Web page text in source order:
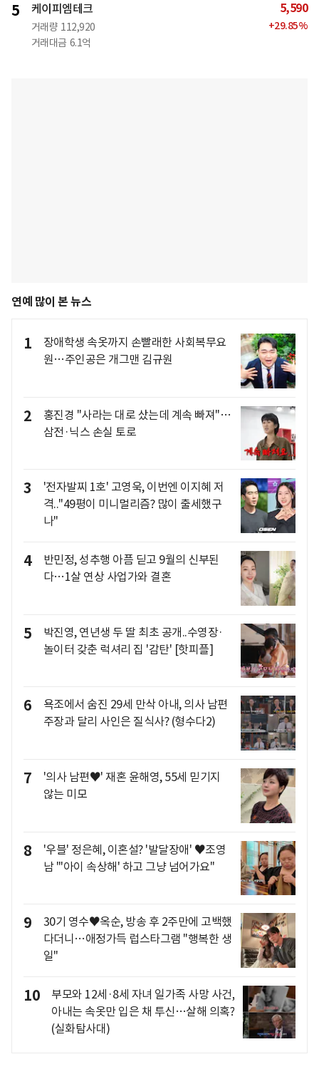
5 케이피엠테크
거래량 112,920
거래대금 6.1억
5,590
+29.85%
연예 많이 본 뉴스
1
장애학생 속옷까지 손빨래한 사회복무요
원…주인공은 개그맨 김규원
2
홍진경 "사라는 대로 샀는데 계속 빠져"…
삼전·닉스 손실 토로
3
'전자발찌 1호' 고영욱, 이번엔 이지혜 저
격.."49평이 미니멀리즘? 많이 출세했구
나"
4
반민정, 성추행 아픔 딛고 9월의 신부된
다…1살 연상 사업가와 결혼
5
박진영, 연년생 두 딸 최초 공개..수영장·
놀이터 갖춘 럭셔리 집 '감탄' [핫피플]
6
욕조에서 숨진 29세 만삭 아내, 의사 남편
주장과 달리 사인은 질식사? (형수다2)
7
'의사 남편♥' 재혼 윤해영, 55세 믿기지
않는 미모
8
'우블' 정은혜, 이혼설? '발달장애' ♥조영
남 "'아이 속상해' 하고 그냥 넘어가요"
9
30기 영수♥옥순, 방송 후 2주만에 고백했
다더니…애정가득 럽스타그램 "행복한 생
일"
10
부모와 12세·8세 자녀 일가족 사망 사건,
아내는 속옷만 입은 채 투신…살해 의혹?
(실화탐사대)